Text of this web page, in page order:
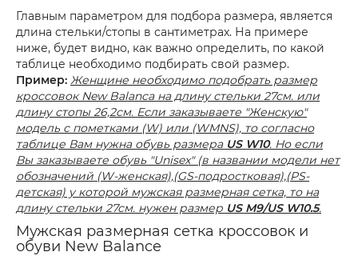
Главным параметром для подбора размера, является
длина стельки/стопы в сантиметрах. На примере
ниже, будет видно, как важно определить, по какой
таблице необходимо подбирать свой размер.
Пример: Женщине необходимо подобрать размер
кроссовок New Balanca на длину стельки 27см. или
длину стопы 26,2см. Если заказываете "Женскую"
модель с пометками (W) или (WMNS), то согласно
таблице Вам нужна обувь размера US W10. Но если
Вы заказываете обувь "Unisex" (в названии модели нет
обозначений (W-женская),(GS-подростковая),(PS-
детская) у которой мужская размерная сетка, то на
длину стельки 27см. нужен размер US M9/US W10.5.
Мужская размерная сетка кроссовок и
обуви New Balance